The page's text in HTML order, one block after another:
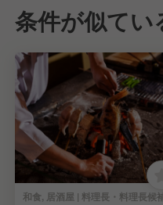
条件が似てい
和食, 居酒屋 | 料理長・料理長候